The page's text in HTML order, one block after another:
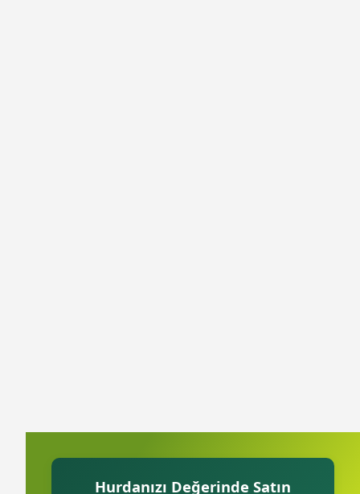
Hurdanızı Değerinde Satın